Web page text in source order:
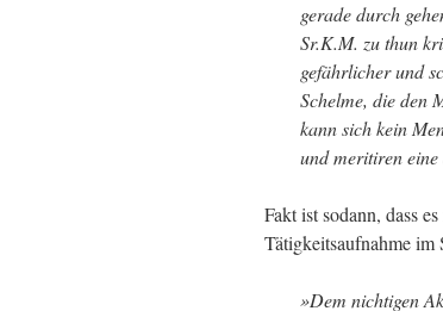
gerade durch
Sr.K.M. zu thun
gefährlicher und
Schelme, die den
kann sich kein
und meritiren
Fakt ist sodann, dass
Tätigkeitsaufnahme im
»Dem nichtigen